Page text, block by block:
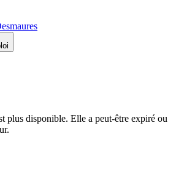
plus disponible. Elle a peut-être expiré ou